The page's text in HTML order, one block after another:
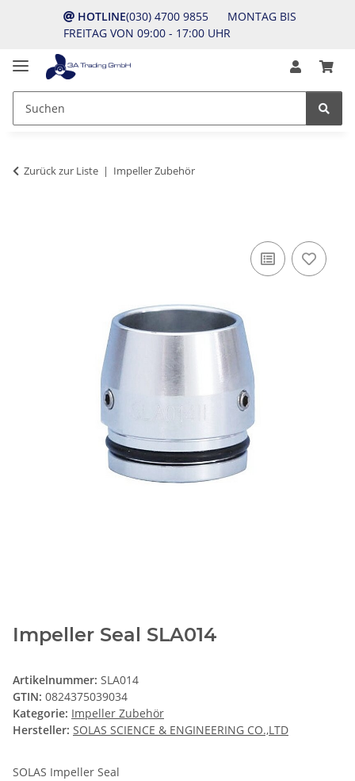
HOTLINE(030) 4700 9855 MONTAG BIS
FREITAG VON 09:00 - 17:00 UHR
Zurück zur Liste Impeller Zubehör
Impeller Seal SLA014
Artikelnummer: SLA014
GTIN: 0824375039034
Kategorie: Impeller Zubehör
Hersteller: SOLAS SCIENCE & ENGINEERING CO.,LTD
SOLAS Impeller Seal